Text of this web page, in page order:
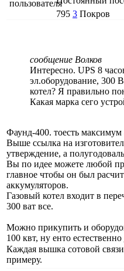
795 3 Покров
сообщение Волков
Интересно. UPS 8
эл.оборудование, 300
котел? Я правильно
Какая марка сего
Фаунд-400. тоесть максимум
Выше ссылка на
утверждение, а
Вы по идее можете любой
главное чтобы он был
аккумуляторов.
Газовый котел входит в
300 ват все.
Можно прикупить и
100 квт, ну енто
Каждая вышка сотовой
примеру.